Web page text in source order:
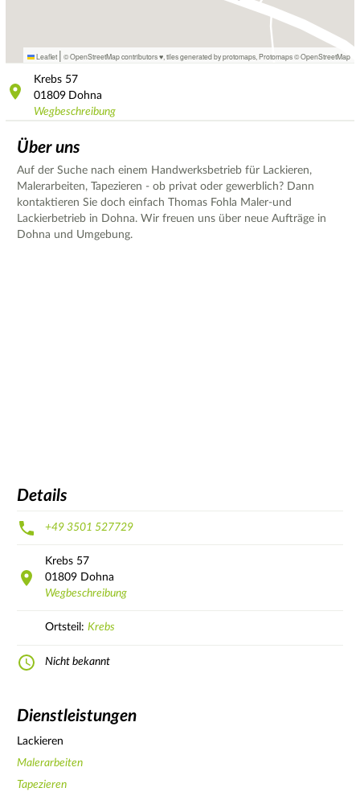
Leaflet | © OpenStreetMap contributors ♥, tiles generated by protomaps Protomaps©OpenStreetMap
Krebs 57
01809 Dohna
Wegbeschreibung
Über uns
Auf der Suche nach einem Handwerksbetrieb für Lackieren,
Malerarbeiten, Tapezieren - ob privat oder gewerblich? Dann
kontaktieren Sie doch einfach Thomas Fohla Maler-und
Lackierbetrieb in Dohna. Wir freuen uns über neue Aufträge in
Dohna und Umgebung.
Details
+49 3501 527729
Krebs 57
01809 Dohna
Wegbeschreibung
Ortsteil: Krebs
Nicht bekannt
Dienstleistungen
Lackieren
Malerarbeiten
Tapezieren